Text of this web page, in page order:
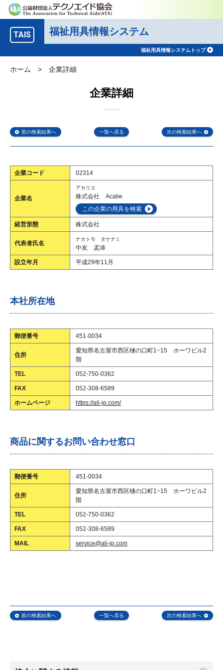
TAIS 福祉用具情報システム
福祉用具情報システムトップ
ホーム > 企業詳細
企業詳細
前の検索結果へ 一覧へ戻る 次の検索結果へ
企業コード 02314
企業名
アカリエ
株式会社 Acalie
この企業の用具を検索
経営形態 株式会社
代表者氏名
ナカトモ タケナミ
中友 孟涛
設立年月 平成29年11月
本社所在地
郵便番号 451-0034
住所
愛知県名古屋市西区樋の口町1−15 ホーワビル2
階
TEL 052-750-0362
FAX 052-308-6589
ホームページ https://ali-jp.com/
商品に関するお問い合わせ窓口
郵便番号 451-0034
住所
愛知県名古屋市西区樋の口町1−15 ホーワビル2
階
TEL 052-750-0362
FAX 052-308-6589
MAIL service@ali-jp.com
前の検索結果へ 一覧へ戻る 次の検索結果へ